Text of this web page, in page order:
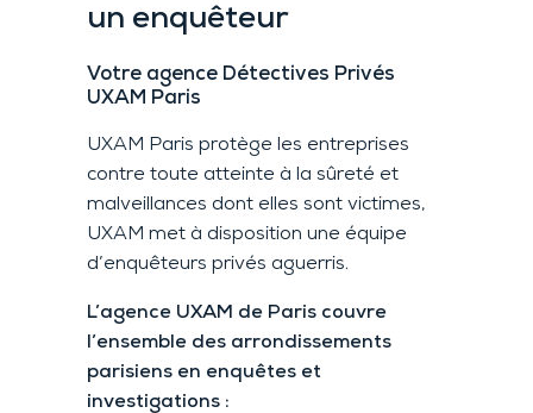
un enquêteur
Votre agence Détectives Privés
UXAM Paris
UXAM Paris protège les entreprises
contre toute atteinte à la sûreté et
malveillances dont elles sont victimes,
UXAM met à disposition une équipe
d’enquêteurs privés aguerris.
L’agence UXAM de Paris couvre
l’ensemble des arrondissements
parisiens en enquêtes et
investigations :